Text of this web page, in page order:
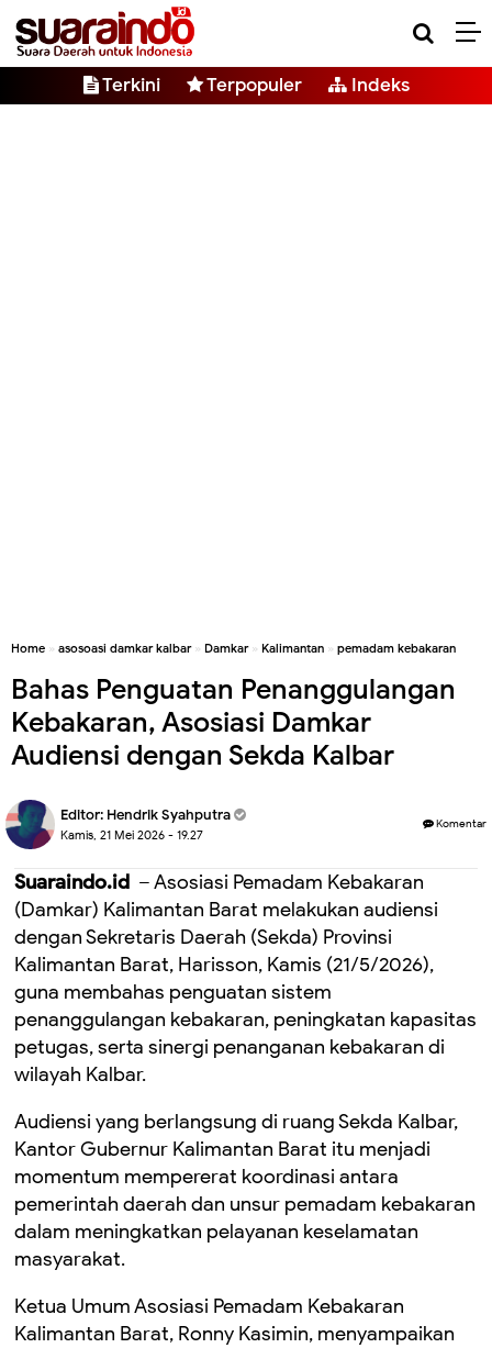
Terkini Terpopuler Indeks
Home » asosoasi damkar kalbar» Damkar» Kalimantan » pemadam kebakaran
Bahas Penguatan Penanggulangan
Kebakaran, Asosiasi Damkar
Audiensi dengan Sekda Kalbar
Editor: Hendrik Syahputra
Kamis, 21 Mei 2026 - 19.27
Komentar
Suaraindo.id – Asosiasi Pemadam Kebakaran
(Damkar) Kalimantan Barat melakukan audiensi
dengan Sekretaris Daerah (Sekda) Provinsi
Kalimantan Barat, Harisson, Kamis (21/5/2026),
guna membahas penguatan sistem
penanggulangan kebakaran, peningkatan kapasitas
petugas, serta sinergi penanganan kebakaran di
wilayah Kalbar.
Audiensi yang berlangsung di ruang Sekda Kalbar,
Kantor Gubernur Kalimantan Barat itu menjadi
momentum mempererat koordinasi antara
pemerintah daerah dan unsur pemadam kebakaran
dalam meningkatkan pelayanan keselamatan
masyarakat.
Ketua Umum Asosiasi Pemadam Kebakaran
Kalimantan Barat, Ronny Kasimin, menyampaikan